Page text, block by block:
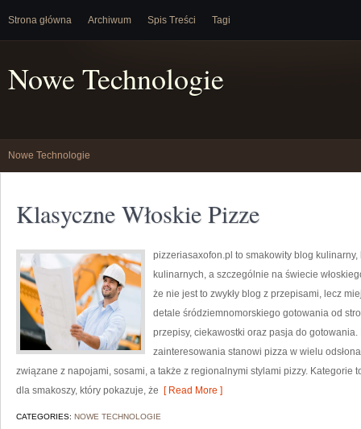
Strona główna Archiwum Spis Treści Tagi
Nowe Technologie
Nowe Technologie
Klasyczne Włoskie Pizze
pizzeriasaxofon.pl to smakowity blog
kulinarnych, a szczególnie na świecie
że nie jest to zwykły blog z przepisami, lecz
detale śródziemnomorskiego gotowania od
przepisy, ciekawostki oraz pasja do
zainteresowania stanowi pizza w wielu
związane z napojami, sosami, a także z regionalnymi stylami pizzy. Kategorie
dla smakoszy, który pokazuje, że [ Read More ]
CATEGORIES: NOWE TECHNOLOGIE